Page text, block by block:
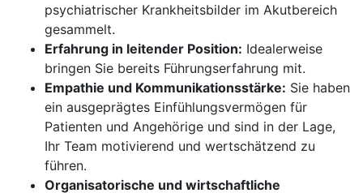
psychiatrischer Krankheitsbilder im Akutbereich
gesammelt.
Erfahrung in leitender Position: Idealerweise
bringen Sie bereits Führungserfahrung mit.
Empathie und Kommunikationsstärke: Sie haben
ein ausgeprägtes Einfühlungsvermögen für
Patienten und Angehörige und sind in der Lage,
Ihr Team motivierend und wertschätzend zu
führen.
Organisatorische und wirtschaftliche